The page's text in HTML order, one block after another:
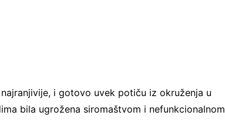
i gotovo uvek potiču iz okruženja u
bila ugrožena siromaštvom i nefunkcionalnom